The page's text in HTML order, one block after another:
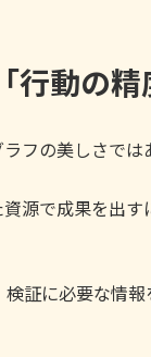
動の精
フの美しさで
源で成果を出
証に必要な情